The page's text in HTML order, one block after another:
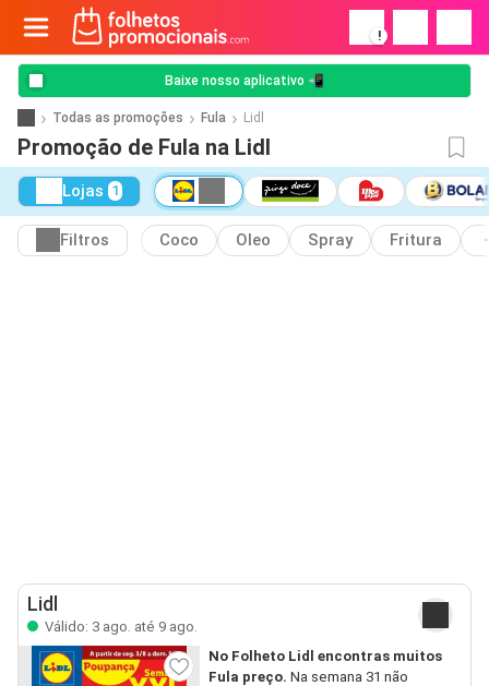
!
Baixe nosso aplicativo 📲
Todas as promoções Fula Lidl
Promoção de Fula na Lidl
Lojas 1
Filtros Coco Oleo Spray Fritura
Lidl
Válido: 3 ago. até 9 ago.
No Folheto Lidl encontras muitos
Fula preço. Na semana 31 não